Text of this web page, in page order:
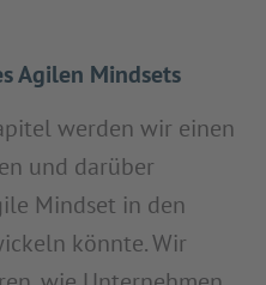
Agilen Mindsets
werden wir einen
und darüber
Mindset in den
könnte. Wir